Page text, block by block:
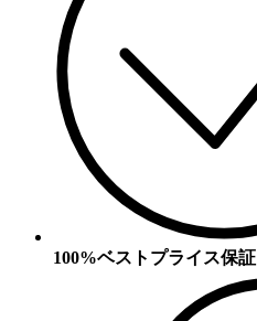
100%ベストプライス保証